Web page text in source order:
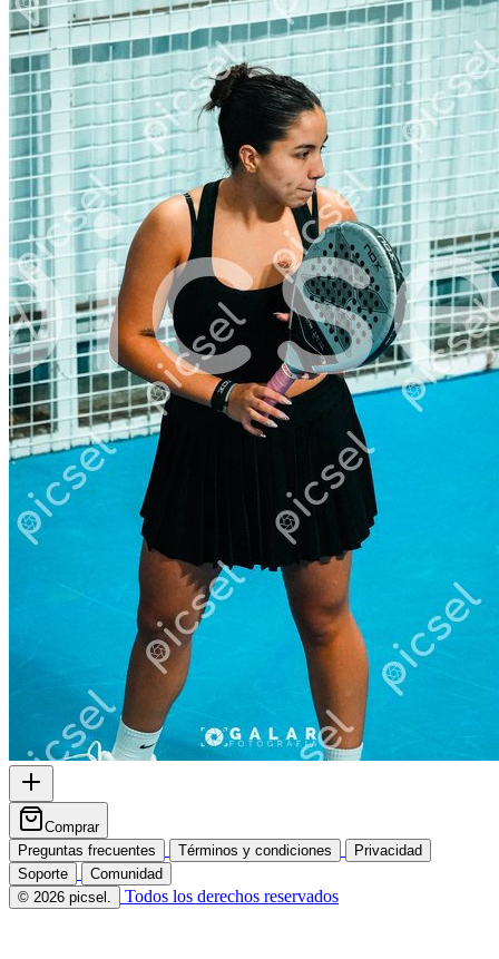
Comprar
Preguntas frecuentes
Términos y condiciones
Privacidad
Soporte
Comunidad
© 2026 picsel.
Todos los derechos reservados